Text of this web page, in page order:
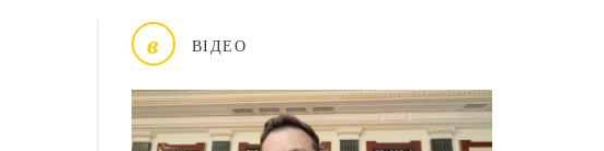
в ВІДЕО